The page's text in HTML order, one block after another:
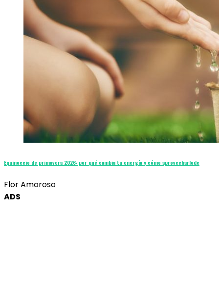
Equinoccio de primavera 2026: por qué cambia tu energía y cómo aprovecharlode
Flor Amoroso
ADS